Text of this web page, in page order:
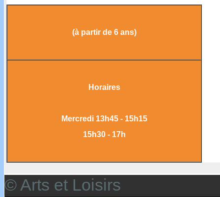
(à partir de 6 ans)
Horaires
Mercredi 13h45 - 15h15
15h30 - 17h
© Arts et Loisirs